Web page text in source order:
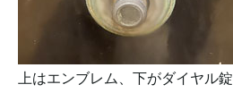
上はエンブレム、下がダイヤル錠